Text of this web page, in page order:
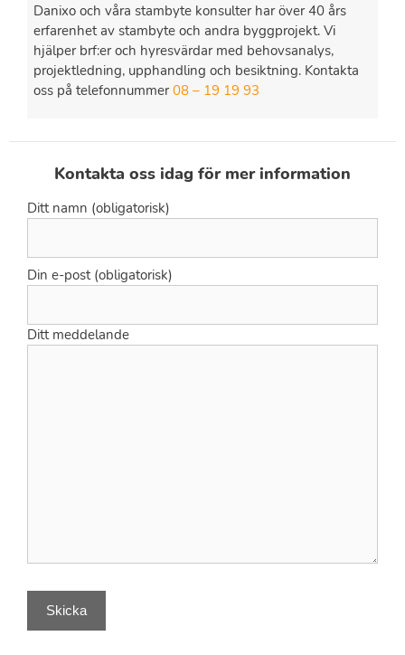
Danixo och våra stambyte konsulter har över 40 års
erfarenhet av stambyte och andra byggprojekt. Vi
hjälper brf:er och hyresvärdar med behovsanalys,
projektledning, upphandling och besiktning. Kontakta
oss på telefonnummer08 – 19 19 93
Kontakta oss idag för mer information
Ditt namn (obligatorisk)
Din e-post (obligatorisk)
Ditt meddelande